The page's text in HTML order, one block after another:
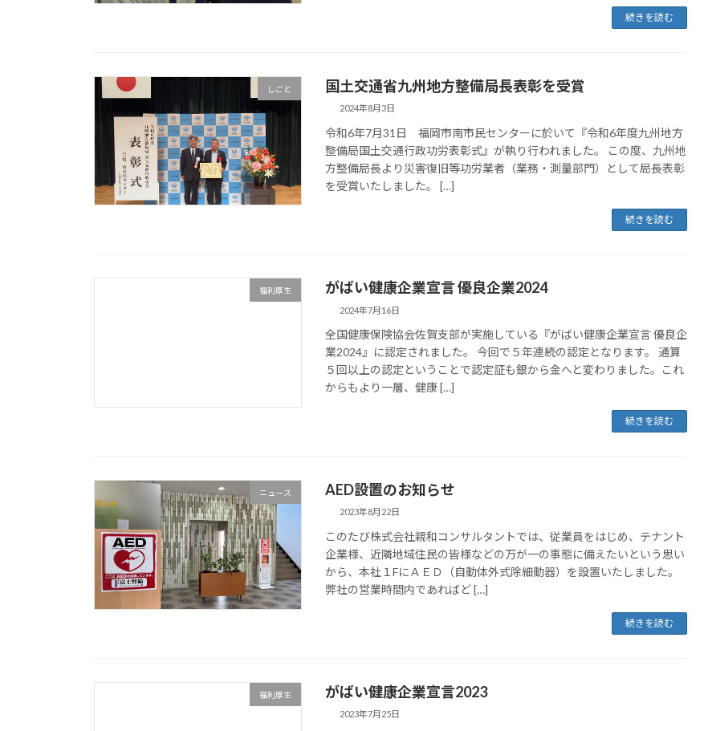
続きを読む
しごと 国土交通省九州地方整備局長表彰を受賞
2024年8月3日
令和6年7月31日 福岡市南市民センターに於いて『令和6年度九州地方
整備局国土交通行政功労表彰式』が執り行われました。 この度、九州地
方整備局長より災害復旧等功労業者（業務・測量部門）として局長表彰
を受賞いたしました。 […]
続きを読む
福利厚生 がばい健康企業宣言 優良企業2024
2024年7月16日
全国健康保険協会佐賀支部が実施している『がばい健康企業宣言 優良企
業2024』に認定されました。 今回で５年連続の認定となります。 通算
５回以上の認定ということで認定証も銀から金へと変わりました。これ
からもより一層、健康 […]
続きを読む
ニュース AED設置のお知らせ
2023年8月22日
このたび株式会社親和コンサルタントでは、従業員をはじめ、テナント
企業様、近隣地域住民の皆様などの万が一の事態に備えたいという思い
から、本社１FにＡＥＤ（自動体外式除細動器）を設置いたしました。
弊社の営業時間内であればど […]
続きを読む
福利厚生 がばい健康企業宣言2023
2023年7月25日